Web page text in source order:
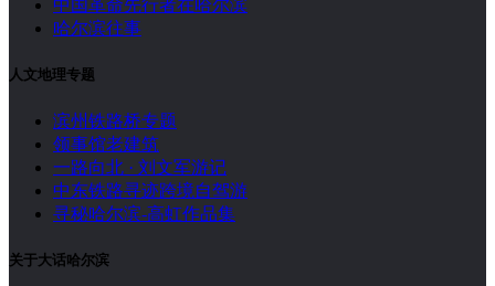
中国革命先行者在哈尔滨
哈尔滨往事
人文地理专题
滨州铁路桥专题
领事馆老建筑
一路向北 · 刘文军游记
中东铁路寻迹跨境自驾游
寻秘哈尔滨-高虹作品集
关于大话哈尔滨